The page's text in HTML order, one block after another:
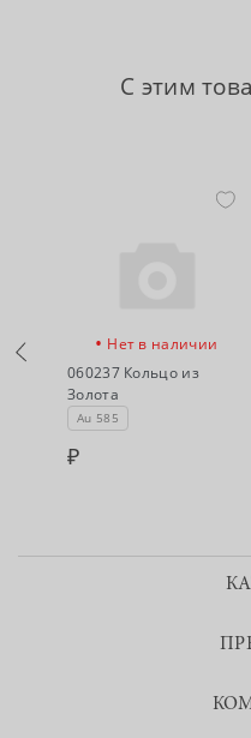
С этим
• Нет в наличии
060237 Кольцо из
Золота
Au 585